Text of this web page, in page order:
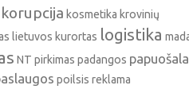
korupcija kosmetika krovinių
lietuvos kurortas logistika
NT pirkimas padangos
poilsis reklama